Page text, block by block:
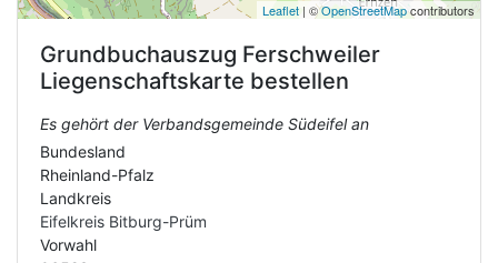
Leaflet | ©OpenStreetMapcontributors
Grundbuchauszug Ferschweiler
Liegenschaftskarte bestellen
Es gehört der Verbandsgemeinde Südeifel an
Bundesland
Rheinland-Pfalz
Landkreis
Eifelkreis Bitburg-Prüm
Vorwahl